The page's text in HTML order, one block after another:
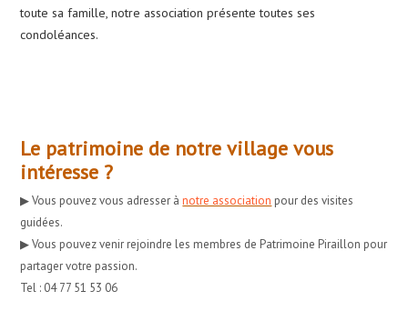
toute sa famille, notre association présente toutes ses
condoléances.
Le patrimoine de notre village vous
intéresse ?
▶︎ Vous pouvez vous adresser ànotre association pour des visites
guidées.
▶︎ Vous pouvez venir rejoindre les membres de Patrimoine Piraillon pour
partager votre passion.
Tel : 04 77 51 53 06